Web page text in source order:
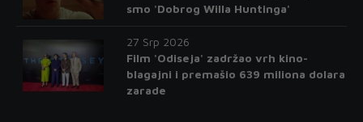
smo 'Dobrog Willa Huntinga'
27 Srp 2026
Film 'Odiseja' zadržao vrh kino-
blagajni i premašio 639 miliona dolara
zarade